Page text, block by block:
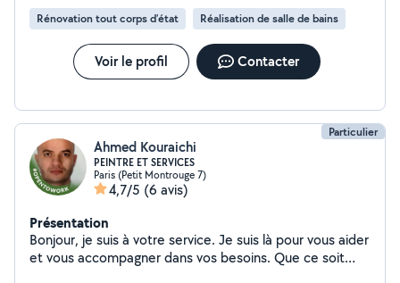
Rénovation tout corps d’état Réalisation de salle de bains
Voir le profil Contacter
Particulier
Ahmed Kouraichi
PEINTRE ET SERVICES
Paris (Petit Montrouge 7)
4,7/5 (6 avis)
Présentation
Bonjour, je suis à votre service. Je suis là pour vous aider
et vous accompagner dans vos besoins. Que ce soit